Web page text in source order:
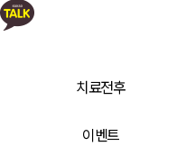
치료전후
이벤트